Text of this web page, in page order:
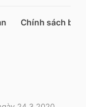
Chính sách bảo